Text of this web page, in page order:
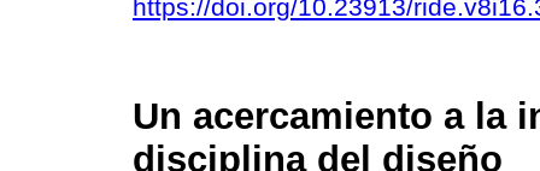
https://doi.org/10.23913/
Un acercamiento a la
disciplina del diseño